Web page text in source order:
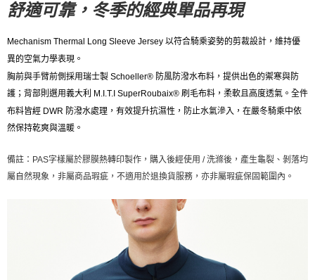
每筆NT$80，滿NT$10,000(含以上)免運費
宅配
每筆NT$130，滿NT$10,000(含以上)免運費
舒適可靠，冬季的經典單品再現
Mechanism Thermal Long Sleeve Jersey 以符合騎乘姿勢的剪裁設計，維持優
異的空氣力學表現。
胸前與手臂前側採用瑞士製 Schoeller® 防風防潑水布料，提供出色的禦寒與防
護；背部則選用義大利 M.I.T.I SuperRoubaix® 刷毛布料，柔軟且高度透氣。 全件
布料皆經 DWR 防潑水處理，有效提升抗濕性，防止水氣滲入，在嚴冬騎乘中依
然保持乾爽與溫暖。
備註：PAS字樣屬於膠膜熱轉印製作，購入後經使用 / 洗滌後，產生龜裂、剝落均
屬自然現象，非屬商品瑕疵，不適用於退換貨服務，亦非屬瑕疵保固範圍內。